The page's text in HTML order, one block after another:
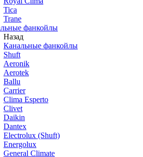
Tica
Trane
фанкойлы
Назад
Канальные фанкойлы
Shuft
Aeronik
Aerotek
Ballu
Carrier
Clima Esperto
Clivet
Daikin
Dantex
Electrolux (Shuft)
Energolux
General Climate